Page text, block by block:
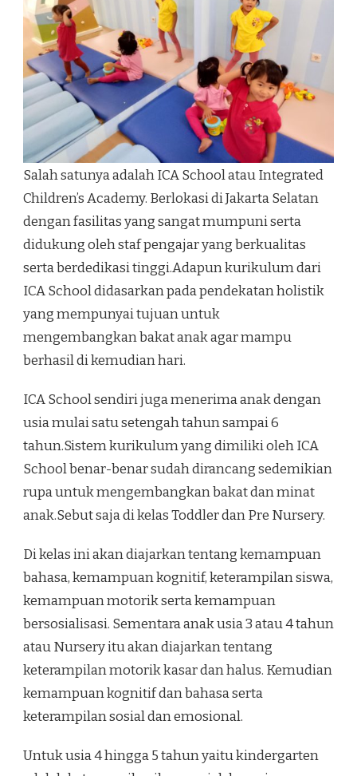
Salah satunya adalah ICA School atau Integrated
Children’s Academy. Berlokasi di Jakarta Selatan
dengan fasilitas yang sangat mumpuni serta
didukung oleh staf pengajar yang berkualitas
serta berdedikasi tinggi.Adapun kurikulum dari
ICA School didasarkan pada pendekatan holistik
yang mempunyai tujuan untuk
mengembangkan bakat anak agar mampu
berhasil di kemudian hari.
ICA School sendiri juga menerima anak dengan
usia mulai satu setengah tahun sampai 6
tahun.Sistem kurikulum yang dimiliki oleh ICA
School benar-benar sudah dirancang sedemikian
rupa untuk mengembangkan bakat dan minat
anak.Sebut saja di kelas Toddler dan Pre Nursery.
Di kelas ini akan diajarkan tentang kemampuan
bahasa, kemampuan kognitif, keterampilan siswa,
kemampuan motorik serta kemampuan
bersosialisasi. Sementara anak usia 3 atau 4 tahun
atau Nursery itu akan diajarkan tentang
keterampilan motorik kasar dan halus. Kemudian
kemampuan kognitif dan bahasa serta
keterampilan sosial dan emosional.
Untuk usia 4 hingga 5 tahun yaitu kindergarten